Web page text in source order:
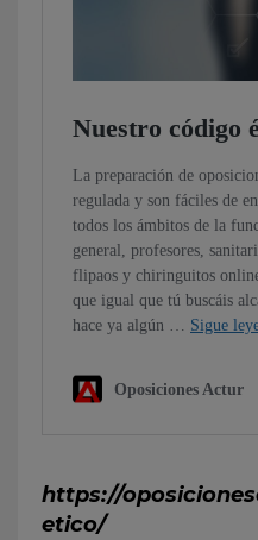
https://
etico/